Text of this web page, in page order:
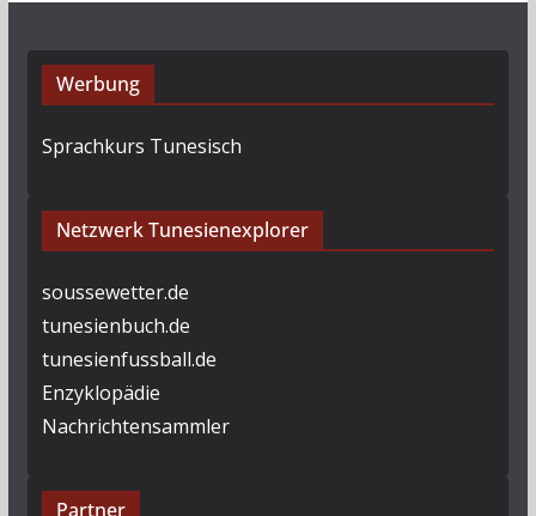
Werbung
Sprachkurs Tunesisch
Netzwerk Tunesienexplorer
soussewetter.de
tunesienbuch.de
tunesienfussball.de
Enzyklopädie
Nachrichtensammler
Partner